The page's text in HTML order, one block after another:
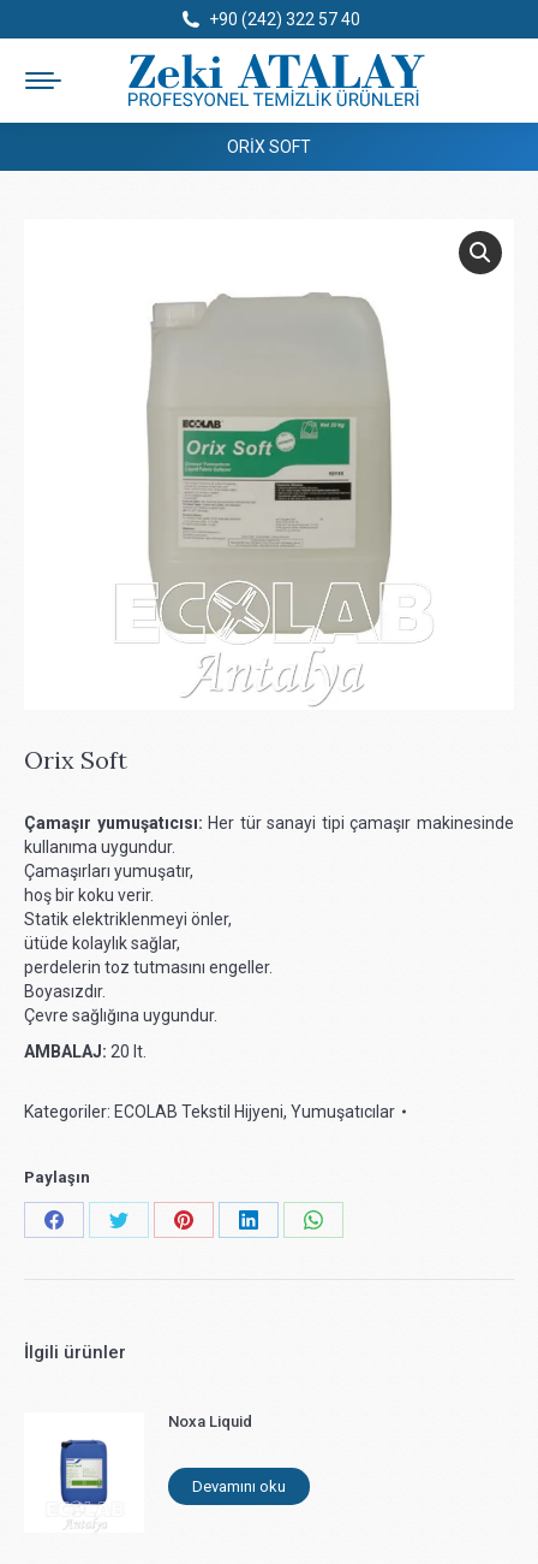
+90 (242) 322 57 40
ORIX SOFT
Orix Soft
Çamaşır yumuşatıcısı: Her tür sanayi tipi çamaşır makinesinde
kullanıma uygundur.
Çamaşırları yumuşatır,
hoş bir koku verir.
Statik elektriklenmeyi önler,
ütüde kolaylık sağlar,
perdelerin toz tutmasını engeller.
Boyasızdır.
Çevre sağlığına uygundur.
AMBALAJ: 20 lt.
Kategoriler: ECOLAB Tekstil Hijyeni, Yumuşatıcılar
Paylaşın
Share
Share
Share
Share
Share
İlgili ürünler
Noxa Liquid
Devamını oku